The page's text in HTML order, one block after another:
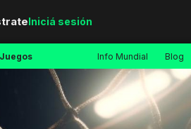
Iniciá sesión
Info Mundial Blog